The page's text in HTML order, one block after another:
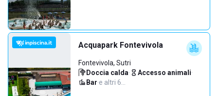
Acquapark Fontevivola
Fontevivola, Sutri
Doccia calda· Accesso animali·
Bar·e altri 6…